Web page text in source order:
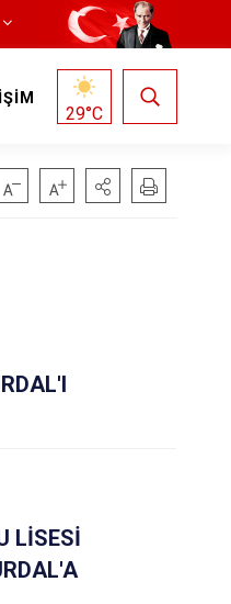
29°C
LİSESİ